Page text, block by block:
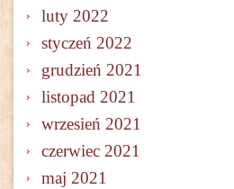
luty 2022
styczeń 2022
grudzień 2021
listopad 2021
wrzesień 2021
czerwiec 2021
maj 2021